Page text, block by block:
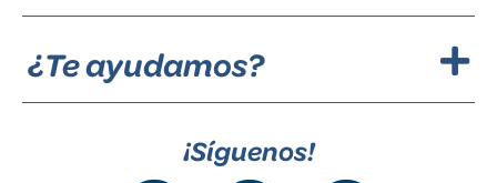
¿Te ayudamos?
¡Síguenos!